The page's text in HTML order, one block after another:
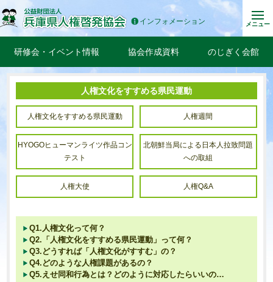
インフォメーション メニュー
研修会・イベント情報 協会作成資料 のじぎく会館
人権文化をすすめる県民運動
人権文化をすすめる県民運動 人権週間
HYOGOヒューマンライツ作品コン
テスト
北朝鮮当局による日本人拉致問題
への取組
人権大使 人権Q&A
Q1.人権文化って何？
Q2.「人権文化をすすめる県民運動」って何？
Q3.どうすれば「人権文化がすすむ」の？
Q4.どのような人権課題があるの？
Q5.えせ同和行為とは？どのように対応したらいいの…